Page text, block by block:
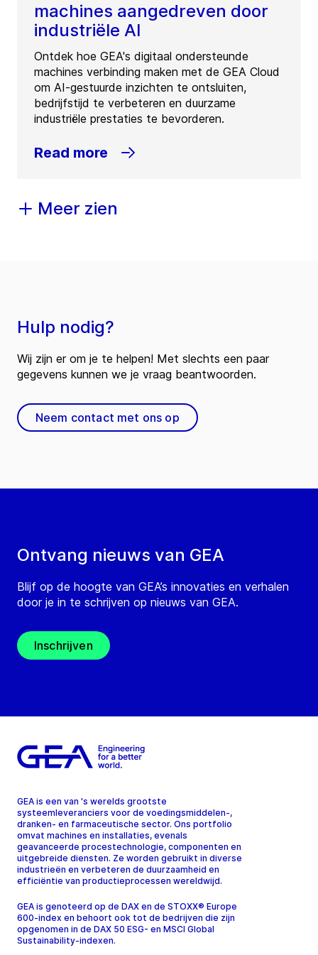
machines aangedreven door
industriële AI
Ontdek hoe GEA's digitaal ondersteunde
machines verbinding maken met de GEA Cloud
om AI-gestuurde inzichten te ontsluiten,
bedrijfstijd te verbeteren en duurzame
industriële prestaties te bevorderen.
Read more
Meer zien
Ontvang nieuws van GEA
Blijf op de hoogte van GEA’s innovaties en verhalen
door je in te schrijven op nieuws van GEA.
Inschrijven
Hulp nodig?
Wij zijn er om je te helpen! Met slechts een paar
gegevens kunnen we je vraag beantwoorden.
Neem contact met ons op
GEA is een van 's werelds grootste
systeemleveranciers voor de voedingsmiddelen-,
dranken- en farmaceutische sector. Ons portfolio
omvat machines en installaties, evenals
geavanceerde procestechnologie, componenten en
uitgebreide diensten. Ze worden gebruikt in diverse
industrieën en verbeteren de duurzaamheid en
efficiëntie van productieprocessen wereldwijd.
GEA is genoteerd op de DAX en de STOXX® Europe
600-index en behoort ook tot de bedrijven die zijn
opgenomen in de DAX 50 ESG- en MSCI Global
Sustainability-indexen.